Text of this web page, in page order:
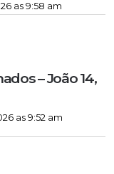
as 9:58 am
– João 14,
as 9:52 am